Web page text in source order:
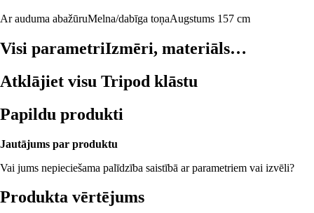
Ar auduma abažūruMelna/dabīga toņaAugstums 157 cm
Visi parametriIzmēri, materiāls…
Atklājiet visu Tripod klāstu
Papildu produkti
Jautājums par produktu
Vai jums nepieciešama palīdzība saistībā ar parametriem vai izvēli?
Produkta vērtējums